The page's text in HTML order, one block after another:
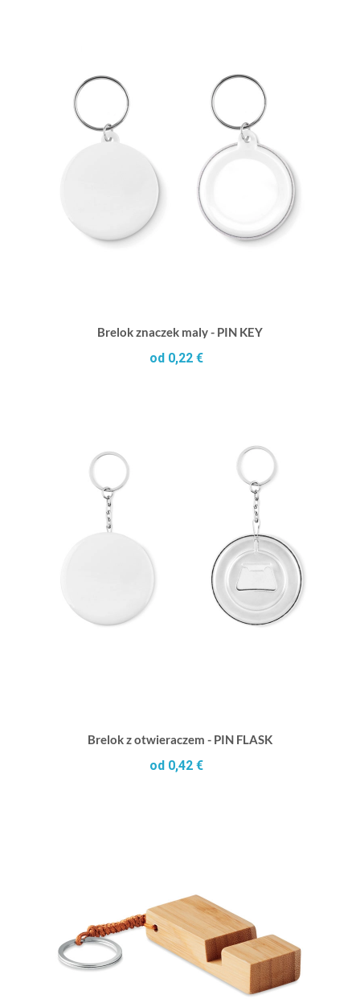
Brelok znaczek maly - PIN KEY
od 0,22 €
Brelok z otwieraczem - PIN FLASK
od 0,42 €